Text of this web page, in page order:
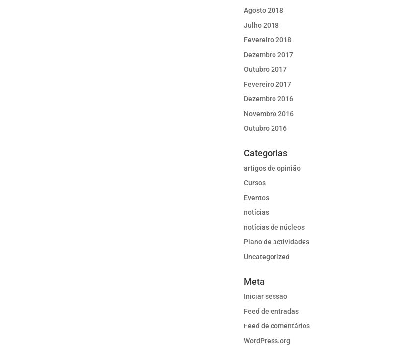
Agosto 2018
Julho 2018
Fevereiro 2018
Dezembro 2017
Outubro 2017
Fevereiro 2017
Dezembro 2016
Novembro 2016
Outubro 2016
Categorias
artigos de opinião
Cursos
Eventos
notícias
notícias de núcleos
Plano de actividades
Uncategorized
Meta
Iniciar sessão
Feed de entradas
Feed de comentários
WordPress.org